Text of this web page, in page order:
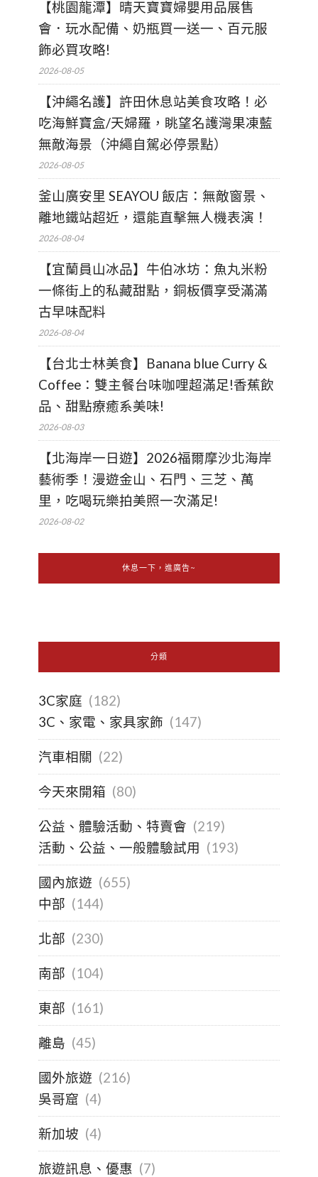
【桃園龍潭】晴天寶寶婦嬰用品展售
會．玩水配備、奶瓶買一送一、百元服
飾必買攻略!
2026-08-05
【沖繩名護】許田休息站美食攻略！必
吃海鮮寶盒/天婦羅，眺望名護灣果凍藍
無敵海景（沖繩自駕必停景點）
2026-08-05
釜山廣安里 SEAYOU 飯店：無敵窗景、
離地鐵站超近，還能直擊無人機表演！
2026-08-04
【宜蘭員山冰品】牛伯冰坊：魚丸米粉
一條街上的私藏甜點，銅板價享受滿滿
古早味配料
2026-08-04
【台北士林美食】Banana blue Curry &
Coffee：雙主餐台味咖哩超滿足!香蕉飲
品、甜點療癒系美味!
2026-08-03
【北海岸一日遊】2026福爾摩沙北海岸
藝術季！漫遊金山、石門、三芝、萬
里，吃喝玩樂拍美照一次滿足!
2026-08-02
休息一下，進廣告~
分類
3C家庭 (182)
3C、家電、家具家飾 (147)
汽車相關 (22)
今天來開箱 (80)
公益、體驗活動、特賣會 (219)
活動、公益、一般體驗試用 (193)
國內旅遊 (655)
中部 (144)
北部 (230)
南部 (104)
東部 (161)
離島 (45)
國外旅遊 (216)
吳哥窟 (4)
新加坡 (4)
旅遊訊息、優惠 (7)